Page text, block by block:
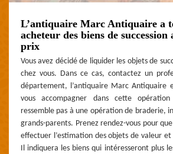
L’antiquaire Marc Antiquaire a
acheteur des biens de
prix
Vous avez décidé de liquider les objets de
chez vous. Dans ce cas, contactez un
département, l’antiquaire Marc Antiquaire
vous accompagner dans cette
ressemble pas à une opération de braderie,
grands-parents. Prenez rendez-vous pour
effectuer l’estimation des objets de valeur et
Il indiquera les biens qui intéresseront plus